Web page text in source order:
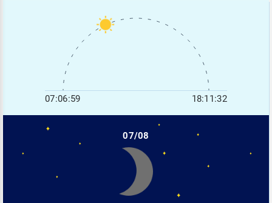
07:06:59 18:11:32
07/08